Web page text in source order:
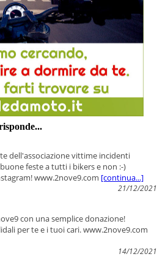
dell'associazione vittime incidenti
feste a tutti i bikers e non :-)
www.2nove9.com [continua...]
21/12/2021
con una semplice donazione!
per te e i tuoi cari. www.2nove9.com
14/12/2021